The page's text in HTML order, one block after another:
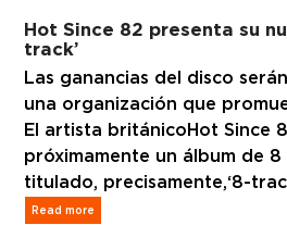
Hot Since 82 presenta su
track’
Las ganancias del disco
una organización que
El artista británico Hot Since
próximamente un álbum de
titulado, precisamente, ‘8-
Read more